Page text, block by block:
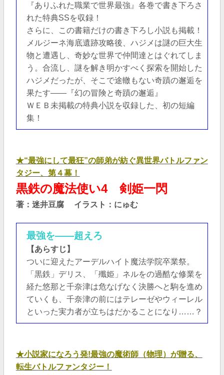
『ありふれた職業で世界最強』各巻で書き下ろさ
れた特典SSを収録！
さらに、この書籍だけの書き下ろし小説も掲載！
メルジーネ海底遺跡攻略後、ハジメは謎の巨大生
物と遭遇し、奇妙な世界で仲間達とはぐれてしま
う。合流し、謎を解き明かすべく探索を開始した
ハジメだったが、そこで途轍もない奇蹟の邂逅を
果たす――『幻の冒険と奇蹟の邂逅』
ＷＥＢ未掲載の特典小説を収録した、初の短編
集！
★“最強にして最狂”の師弟が紡ぐ異世界バトルファン
タジー、第４幕！
黒鉄の魔法使い4 剣姫一閃
著：迷井豆腐 イラスト：にゅむ
最強を――超えろ
【あらすじ】
ついに迎えたアーデルハイト魔法学院卒業祭。
「黒鉄」デリス、「殲姫」ネルをの過酷な修業を
経た悠那と千奈津は危なげなく決勝へと駒を進め
ていくも、千奈津の前にはテレーゼやウィーレル
といった実力者が立ちはだかることになり……？
★小説家になろう発!最強の魔術師（物理）が贈る、
転生バトルファンタジー！